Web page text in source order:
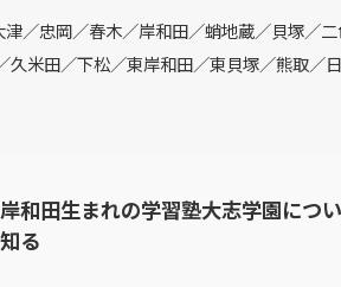
／忠岡／春木／岸和田／蛸地蔵／貝塚／
久米田／下松／東岸和田／東貝塚／熊取／
岸和田生まれの学習塾大志学園につ
知る